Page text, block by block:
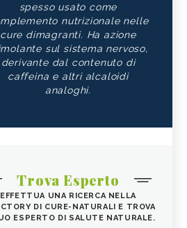
spesso usato come
nutrizionale nelle
cure dimagranti. Ha azione
sul sistema nervoso,
derivante dal contenuto di
caffeina e altri alcaloidi
analoghi.
Trova Esperto
EFFETTUA UNA RICERCA NELLA
DI CURE-NATURALI E TROVA
ESPERTO DI SALUTE NATURALE.